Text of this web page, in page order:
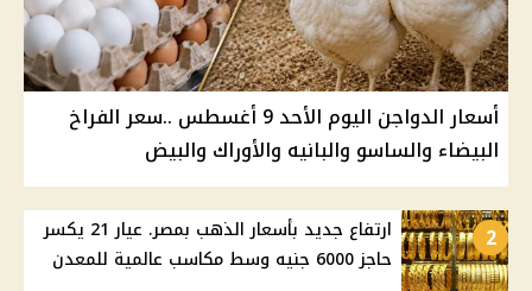
أسعار الدواجن اليوم الأحد 9 أغسطس ..سعر الفراخ
البيضاء والساسو والبانيه والأوراك والبيض
2
ارتفاع جديد بأسعار الذهب بمصر. عيار 21 يكسر
حاجز 6000 جنيه وسط مكاسب عالمية للمعدن